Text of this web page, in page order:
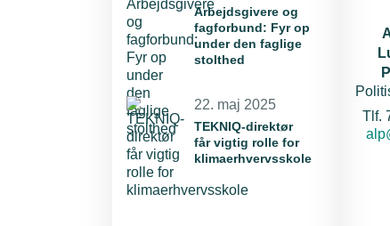
Arbejdsgivere og
fagforbund: Fyr op
under den faglige
stolthed
22. maj 2025
TEKNIQ-direktør
får vigtig rolle for
klimaerhvervsskole
Tlf.
E-